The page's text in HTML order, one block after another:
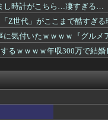
ザを性的な目で見て...
るｗｗｗ
婚した男、大炎上ｗ...
る・・・
れず、多額の納税義...
ってちょっと荷が重...
し時計がこちら…凄すぎる…
「Z世代」がここまで酷すぎ
に気付いたｗｗｗｗ『グル
るｗｗｗｗ年収300万で結